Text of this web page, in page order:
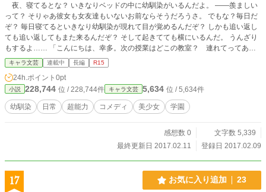
夜、寝てるとな？ いきなりベッドの中に幼馴染がいるんだよ。 ――羨ましい
って？ そりゃあ彼女も女友達もいないお前ならそうだろうさ。 でもな？毎日だ
ぞ？ 毎日寝てるといきなり幼馴染が現れて目が覚めるんだぞ？ しかも追い返し
ても追い返してもまた来るんだぞ？ そして起きてても横にいるんだ。 うんざり
もするよ…… 「こんにちは、幸多。次の授業はどこの教室？ 連れてってあげ
ようか？」 ほら、また来た―― 小説家になろう、カクヨムにも投稿してます
キャラ文芸 連載中 長編 R15
24h.ポイント 0pt
小説 228,744 位 / 228,744件 キャラ文芸 5,634 位 / 5,634件
幼馴染 日常 超能力 コメディ 美少女 学園
感想数 0
文字数 5,339
最終更新日 2017.02.11
登録日 2017.02.09
17 お気に入り追加 23